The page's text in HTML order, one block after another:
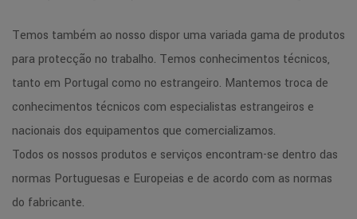
Temos também ao nosso dispor uma variada gama de produtos
para protecção no trabalho. Temos conhecimentos técnicos,
tanto em Portugal como no estrangeiro. Mantemos troca de
conhecimentos técnicos com especialistas estrangeiros e
nacionais dos equipamentos que comercializamos.
Todos os nossos produtos e serviços encontram-se dentro das
normas Portuguesas e Europeias e de acordo com as normas
do fabricante.